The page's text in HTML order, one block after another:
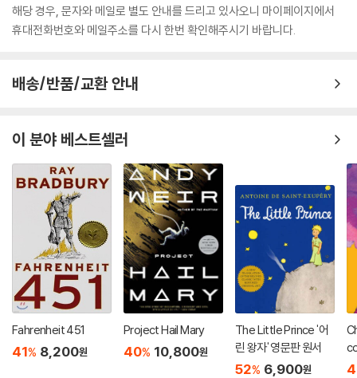
해당 경우, 문자와 메일로 별도 안내를 드리고 있사오니 마이페이지에서
휴대전화번호와 메일주소를 다시 한번 확인해주시기 바랍니다.
배송/반품/교환 안내
이 분야 베스트셀러
Fahrenheit 451
41% 8,200원
Project Hail Mary
40% 10,800원
The Little Prince '어
린 왕자' 영문판 원서
52% 6,900원